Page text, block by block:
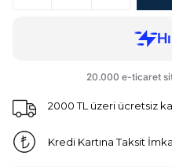
2000 TL üzeri ücretsiz
Kredi Kartına Taksit